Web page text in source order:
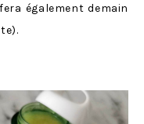
également demain